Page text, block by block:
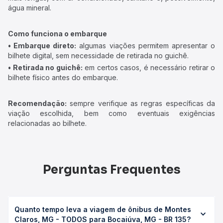
água mineral.
Como funciona o embarque
• Embarque direto: algumas viações permitem apresentar o
bilhete digital, sem necessidade de retirada no guichê.
• Retirada no guichê: em certos casos, é necessário retirar o
bilhete físico antes do embarque.
Recomendação: sempre verifique as regras específicas da
viação escolhida, bem como eventuais exigências
relacionadas ao bilhete.
Perguntas Frequentes
Quanto tempo leva a viagem de ônibus de Montes
Claros, MG - TODOS para Bocaiúva, MG - BR 135?